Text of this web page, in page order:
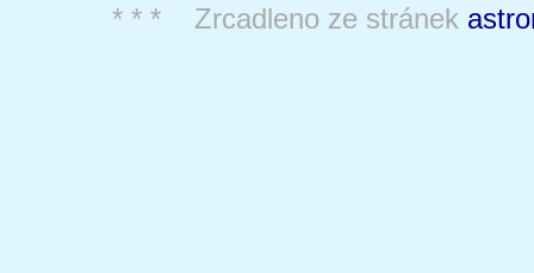
* * * Zrcadleno ze stránek